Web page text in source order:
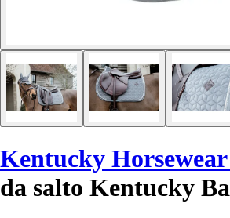
Kentucky Horsewear
da salto Kentucky